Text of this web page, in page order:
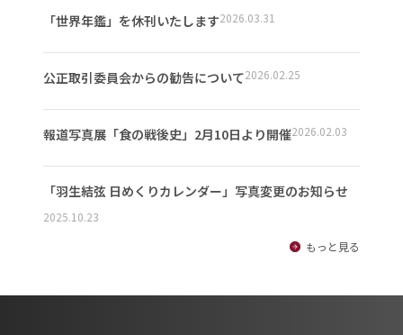
「世界年鑑」を休刊いたします2026.03.31
公正取引委員会からの勧告について2026.02.25
報道写真展「食の戦後史」2月10日より開催2026.02.03
「羽生結弦 日めくりカレンダー」写真変更のお知らせ
2025.10.23
もっと見る